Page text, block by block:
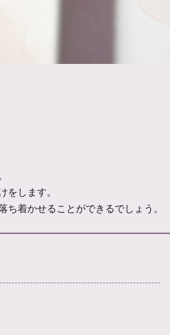
します。
着かせることができるでしょう。